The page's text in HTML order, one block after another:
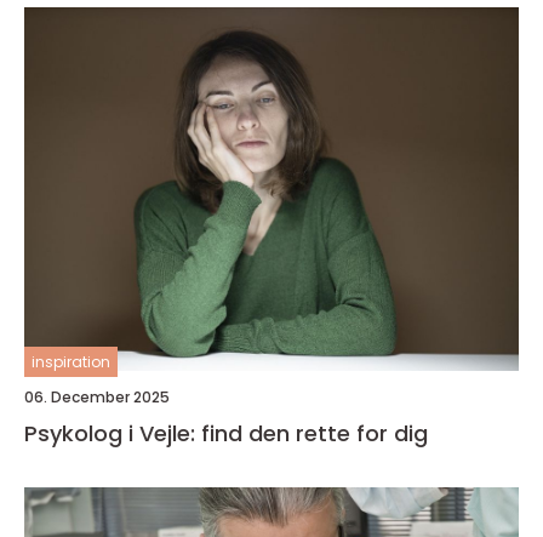
inspiration
06. December 2025
Psykolog i Vejle: find den rette for dig